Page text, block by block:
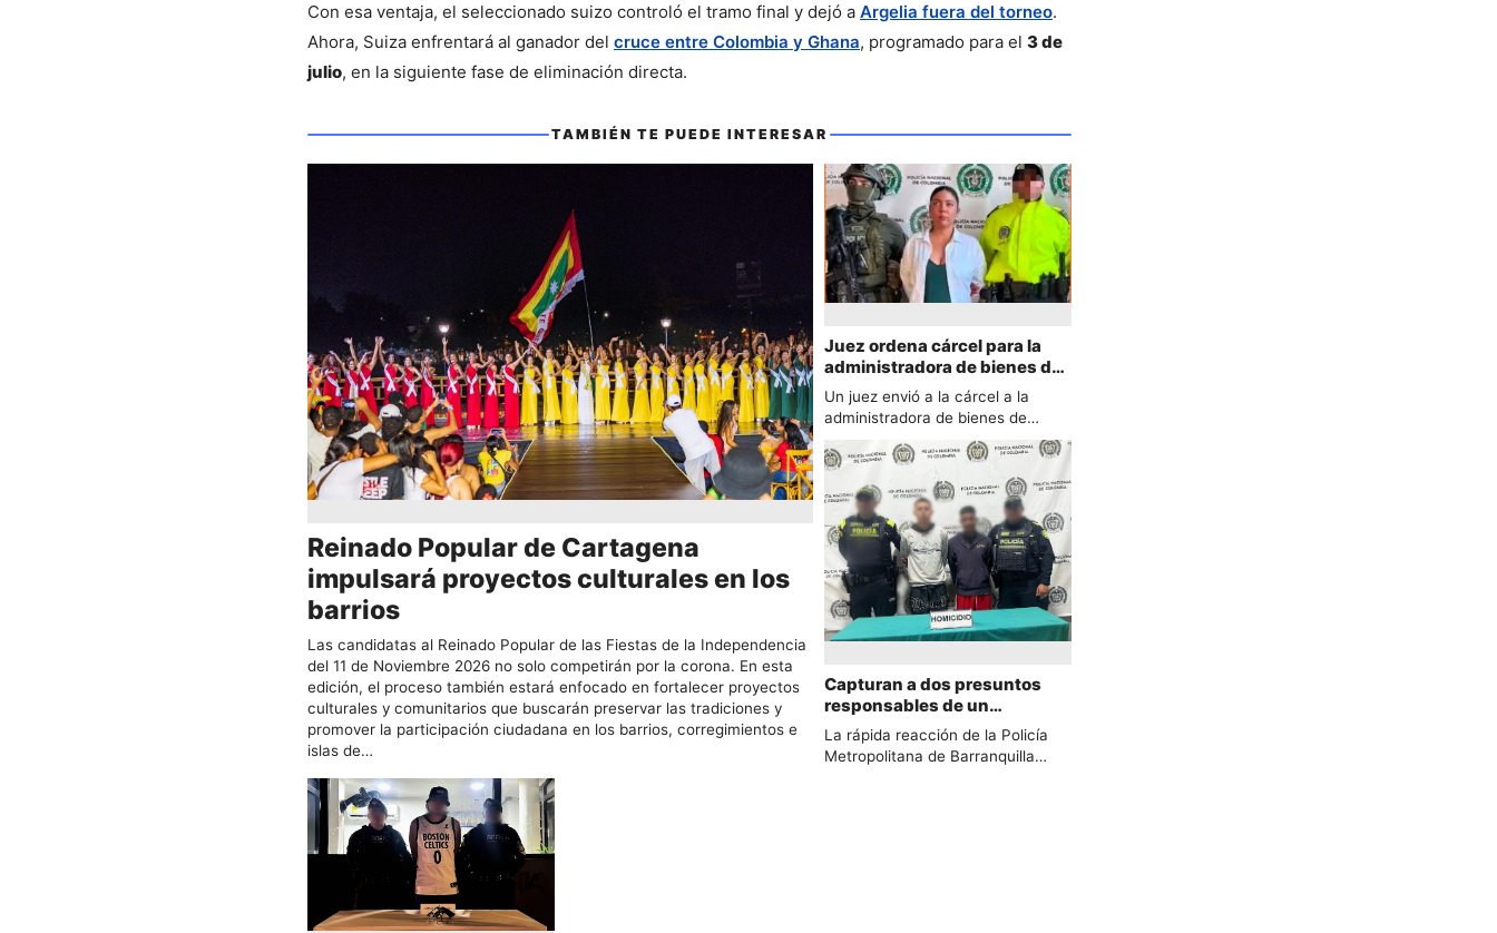
Con esa ventaja, el seleccionado suizo controló el tramo final y dejó a Argelia fuera del torneo.
Ahora, Suiza enfrentará al ganador del cruce entre Colombia y Ghana, programado para el 3 de
julio, en la siguiente fase de eliminación directa.
TAMBIÉN TE PUEDE INTERESAR
También te puede interesar
Reinado Popular de Cartagena
impulsará proyectos culturales en los
barrios
Las candidatas al Reinado Popular de las Fiestas de la Independencia
del 11 de Noviembre 2026 no solo competirán por la corona. En esta
edición, el proceso también estará enfocado en fortalecer proyectos
culturales y comunitarios que buscarán preservar las tradiciones y
promover la participación ciudadana en los barrios, corregimientos e
islas de…
Juez ordena cárcel para la
administradora de bienes de
Chiquito Malo
Un juez envió a la cárcel a la
administradora de bienes de
Chiquito Malo , en…
Capturan a dos presuntos
responsables de un
homicidio tras persecución
en Barranquilla
La rápida reacción de la Policía
Metropolitana de Barranquilla